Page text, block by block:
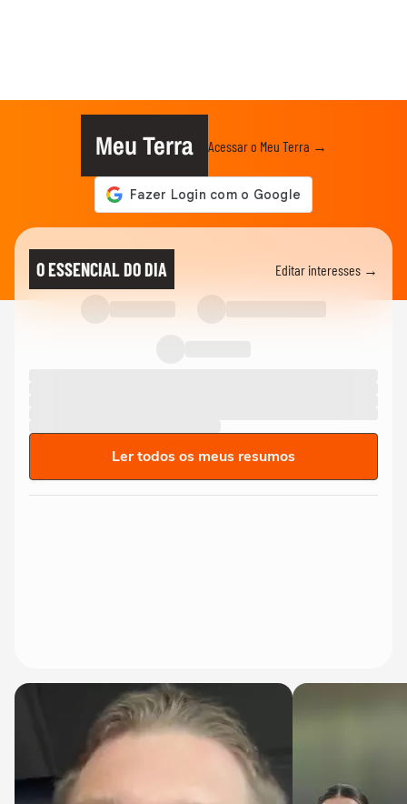
Meu Terra Acessar o Meu Terra →
O ESSENCIAL DO DIA Editar interesses →
Ler todos os meus resumos